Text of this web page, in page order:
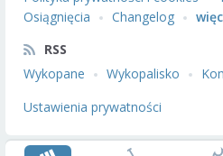
Osiągnięcia
Changelog
RSS
Wykopane
Wykopalisko
Ustawienia prywatności